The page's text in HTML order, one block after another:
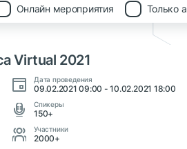
Онлайн мероприятия Только
Virtual 2021
Дата проведения
09.02.2021 09:00 - 10.02.2021 18:00
Cпикеры
150+
Участники
2000+